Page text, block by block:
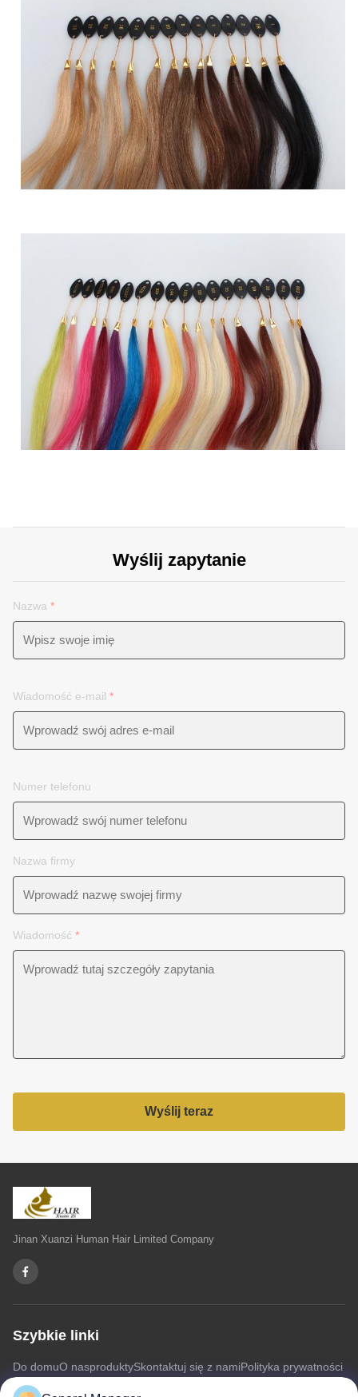
Wyślij zapytanie
Nazwa *
Wiadomość e-mail *
Numer telefonu
Nazwa firmy
Wiadomość *
Wyślij teraz
Jinan Xuanzi Human Hair Limited Company
Szybkie linki
Do domuO nasproduktySkontaktuj się z namiPolityka prywatności
Sitemap